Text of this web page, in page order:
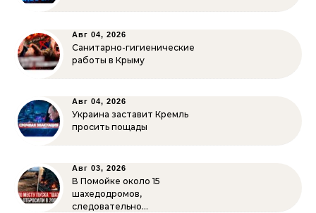
Авг 04, 2026
Санитарно-гигиенические
работы в Крыму
Авг 04, 2026
Украина заставит Кремль
просить пощады
Авг 03, 2026
В Помойке около 15
шахедодромов,
следовательно…